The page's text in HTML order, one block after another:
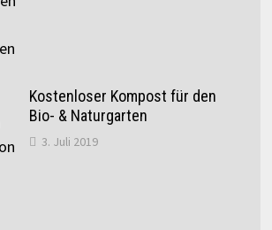
Kostenloser Kompost für den
Bio- & Naturgarten
3. Juli 2019